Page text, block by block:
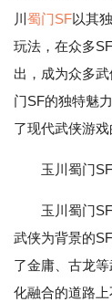
川 蜀门SF以其
玩法，在众多
出，成为众多
门SF的独特魅
了现代武侠游戏
玉川蜀门
玉川蜀门
武侠为背景的
了金庸、古龙
化融合的道路